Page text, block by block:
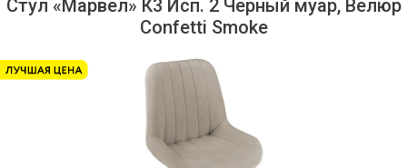
Стул «Марвел» К3 Исп. 2 Черный муар, Велюр
Confetti Smoke